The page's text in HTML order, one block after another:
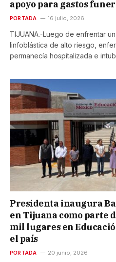
apoyo para gastos
PORTADA 16 julio, 2026
TIJUANA.-Luego de enfrentar
linfoblástica de alto riesgo,
permanecía hospitalizada e
Presidenta inaugura
en Tijuana como parte
mil lugares en
el país
PORTADA 20 junio, 2026